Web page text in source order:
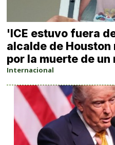
'ICE estuvo fuera
alcalde de Houston
por la muerte de un
Internacional